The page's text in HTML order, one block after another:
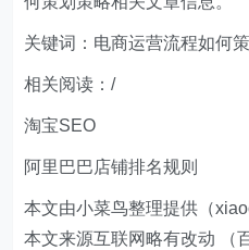
关键词：电商运营流程如何
相关阅读：/
淘宝SEO
阿里巴巴店铺排名规则
本文由小菜鸟整理提供（
本文来源互联网略有改动 （